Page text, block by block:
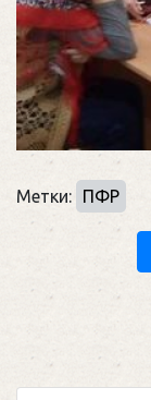
Метки: ПФР